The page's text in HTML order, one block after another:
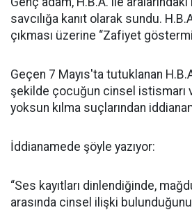
savcılığa kanıt olarak sundu.
çıkması üzerine “Zafiyet
Geçen 7 Mayıs'ta tutuklanan
şekilde çocuğun cinsel istismarı
yoksun kılma suçlarından
İddianamede şöyle yazıyor:
“Ses kayıtları dinlendiğinde,
arasında cinsel ilişki